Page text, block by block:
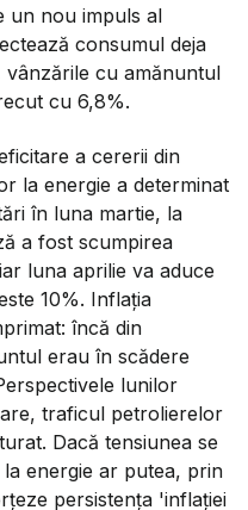
un nou impuls al
consumul deja
cu amănuntul
cu 6,8%.
a cererii din
la energie a determinat
în luna martie, la
a fost scumpirea
luna aprilie va aduce
10%. Inflația
încă din
erau în scădere
lunilor
traficul petrolierelor
Dacă tensiunea se
energie ar putea, prin
persistența 'inflației